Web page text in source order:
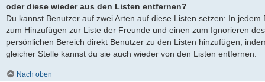
oder diese wieder aus den Listen entfernen?
Du kannst Benutzer auf zwei Arten auf diese Listen setzen: In
zum Hinzufügen zur Liste der Freunde und einen zum Ignorieren
persönlichen Bereich direkt Benutzer zu den Listen hinzufügen,
gleicher Stelle kannst du sie auch wieder von den Listen entfernen.
Nach oben